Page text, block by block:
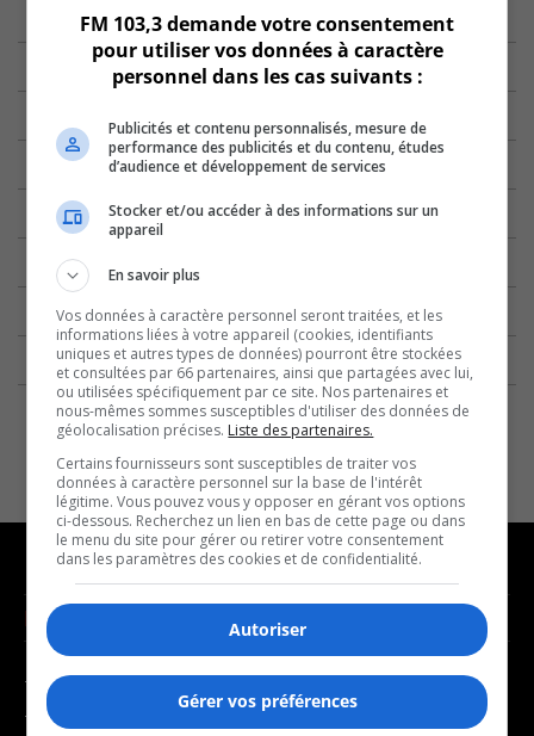
NOUVELLES
- Affaires municipales
- Communauté / Social
MUSIQUE
- Décompte franco
- Joué récemment
FM 103,3 demande votre consentement
pour utiliser vos données à caractère
personnel dans les cas suivants :
Publicités et contenu personnalisés, mesure de
performance des publicités et du contenu, études
d’audience et développement de services
Stocker et/ou accéder à des informations sur un
appareil
En savoir plus
Vos données à caractère personnel seront traitées, et les
informations liées à votre appareil (cookies, identifiants
uniques et autres types de données) pourront être stockées
et consultées par 66 partenaires, ainsi que partagées avec lui,
ou utilisées spécifiquement par ce site. Nos partenaires et
nous-mêmes sommes susceptibles d'utiliser des données de
géolocalisation précises. Liste des partenaires.
Certains fournisseurs sont susceptibles de traiter vos
données à caractère personnel sur la base de l'intérêt
légitime. Vous pouvez vous y opposer en gérant vos options
ci-dessous. Recherchez un lien en bas de cette page ou dans
le menu du site pour gérer ou retirer votre consentement
dans les paramètres des cookies et de confidentialité.
Autoriser
Gérer vos préférences